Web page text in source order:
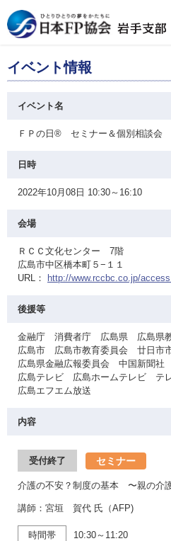
イベント情報
イベント名
ＦＰの日® セミナー＆個別相談会
日時
2022年10月08日 10:30～16:10
会場
ＲＣＣ文化センター 7階
広島市中区橋本町５−１１
URL：
http://www.rccbc.co.jp/
後援等
金融庁 消費者庁 広島県 広島県
広島市 広島市教育委員会 廿日市
広島県金融広報委員会 中国新聞社
広島テレビ 広島ホームテレビ テ
広島エフエム放送
内容
受付終了 セミナー
介護の不安？制度の基本 〜親の介
講師：宮垣 賀代 氏（AFP)
時間帯 10:30～11:20